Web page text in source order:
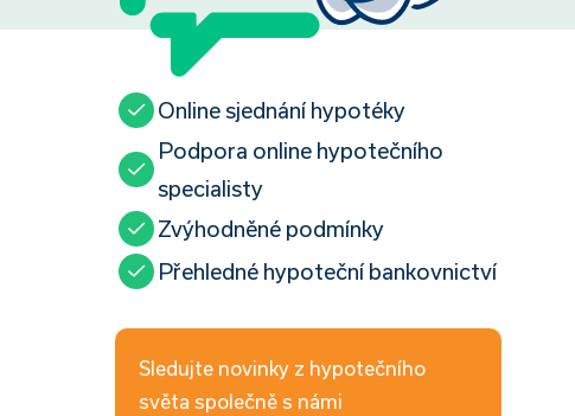
Online sjednání hypotéky
Podpora online hypotečního
specialisty
Zvýhodněné podmínky
Přehledné hypoteční bankovnictví
Sledujte novinky z hypotečního
světa společně s námi